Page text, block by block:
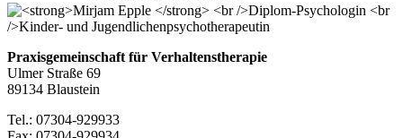
Praxisgemeinschaft für Verhaltenstherapie
Ulmer Straße 69
89134 Blaustein
Tel.: 07304-929933